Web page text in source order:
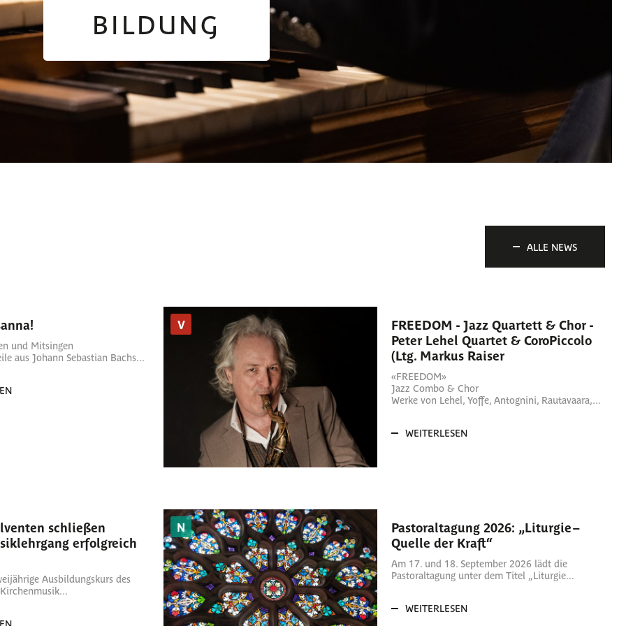
BILDUNG
ALLE NEWS
und Mitsingen
aus Johann Sebastian Bachs...
V
FREEDOM - Jazz Quartett & Chor -
Peter Lehel Quartet & CoroPiccolo
(Ltg. Markus Raiser
«FREEDOM»
Jazz Combo & Chor
Werke von Lehel, Yoffe, Antognini, Rautavaara,...
WEITERLESEN
schließen
erfolgreich
Ausbildungskurs des
N
Pastoraltagung 2026: „Liturgie –
Quelle der Kraft“
Am 17. und 18. September 2026 lädt die
Pastoraltagung unter dem Titel „Liturgie...
WEITERLESEN